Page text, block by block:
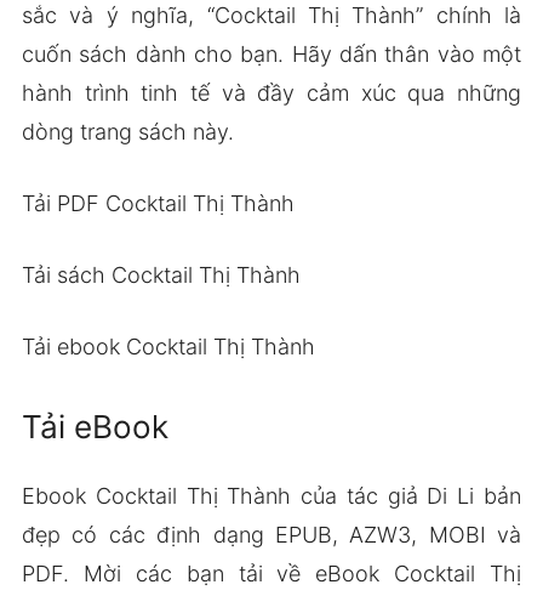
sắc và ý nghĩa, “Cocktail Thị Thành” chính là
cuốn sách dành cho bạn. Hãy dấn thân vào một
hành trình tinh tế và đầy cảm xúc qua những
dòng trang sách này.
Tải PDF Cocktail Thị Thành
Tải sách Cocktail Thị Thành
Tải ebook Cocktail Thị Thành
Tải eBook
Ebook Cocktail Thị Thành của tác giả Di Li bản
đẹp có các định dạng EPUB, AZW3, MOBI và
PDF. Mời các bạn tải về eBook Cocktail Thị